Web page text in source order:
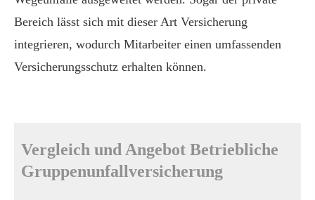
Bereich lässt sich mit dieser Art Versicherung
integrieren, wodurch Mitarbeiter einen umfassenden
Versicherungsschutz erhalten können.
Vergleich und Angebot Betriebliche
Gruppenunfallversicherung